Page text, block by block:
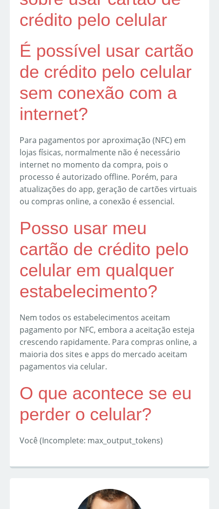
crédito pelo celular
É possível usar cartão
de crédito pelo celular
sem conexão com a
internet?
Para pagamentos por aproximação (NFC) em
lojas físicas, normalmente não é necessário
internet no momento da compra, pois o
processo é autorizado offline. Porém, para
atualizações do app, geração de cartões virtuais
ou compras online, a conexão é essencial.
Posso usar meu
cartão de crédito pelo
celular em qualquer
estabelecimento?
Nem todos os estabelecimentos aceitam
pagamento por NFC, embora a aceitação esteja
crescendo rapidamente. Para compras online, a
maioria dos sites e apps do mercado aceitam
pagamentos via celular.
O que acontece se eu
perder o celular?
Você (Incomplete: max_output_tokens)